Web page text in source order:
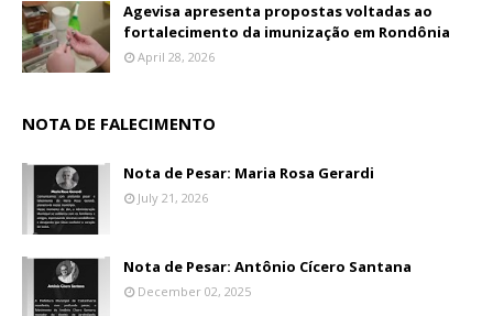
Agevisa apresenta propostas voltadas ao
fortalecimento da imunização em Rondônia
April 28, 2026
NOTA DE FALECIMENTO
Nota de Pesar: Maria Rosa Gerardi
July 21, 2026
Nota de Pesar: Antônio Cícero Santana
December 02, 2025